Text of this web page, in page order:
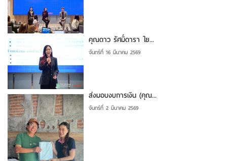
คุณดาว รัศมิ์ดารา ใย...
จันทร์ที่ 16 มีนาคม 2569
ส่งมอบงบการเงิน (คุณ...
จันทร์ที่ 2 มีนาคม 2569